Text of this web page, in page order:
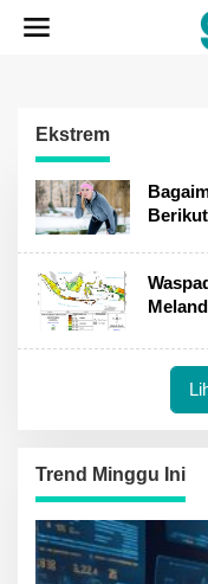
Ekstrem
Trend Minggu Ini